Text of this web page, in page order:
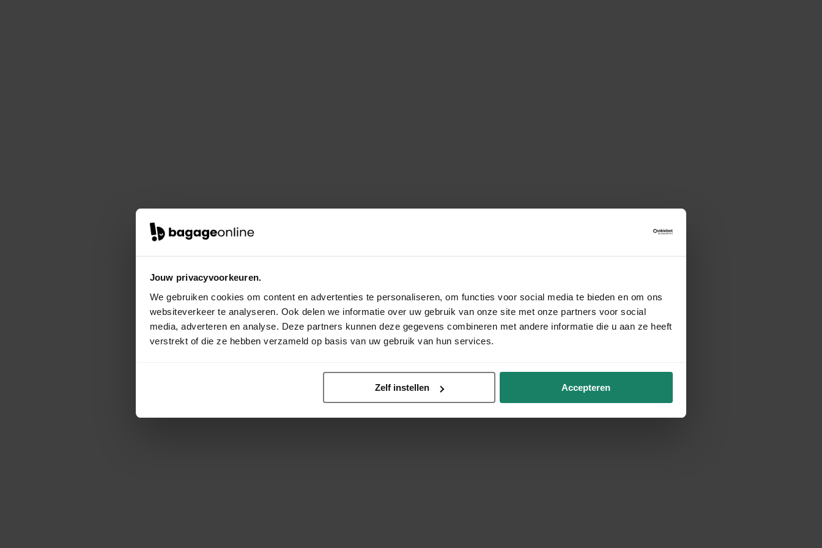
Jouw privacyvoorkeuren.
We gebruiken cookies om content en advertenties te personaliseren, om functies voor social media te bieden en om ons
websiteverkeer te analyseren. Ook delen we informatie over uw gebruik van onze site met onze partners voor social
media, adverteren en analyse. Deze partners kunnen deze gegevens combineren met andere informatie die u aan ze heeft
verstrekt of die ze hebben verzameld op basis van uw gebruik van hun services.
Zelf instellen Accepteren